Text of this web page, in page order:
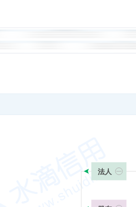
法人